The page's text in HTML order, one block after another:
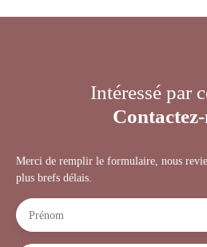
Intéressé par
Merci de remplir le formulaire, nous
plus brefs délais.
Prénom